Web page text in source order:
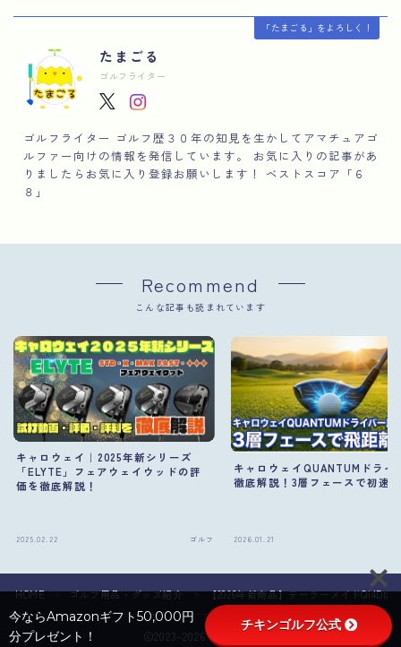
「たまごる」をよろしく！
たまごる
ゴルフライター
ゴルフライター ゴルフ歴３０年の知見を生かしてアマチュアゴ
ルファー向けの情報を発信しています。 お気に入りの記事があ
りましたらお気に入り登録お願いします！ ベストスコア「６
８」
Recommend
こんな記事も読まれています
キャロウェイ｜2025年新シリーズ
「ELYTE」フェアウェイウッドの評
価を徹底解説！
2025.02.22 ゴルフ
キャロウェイQUANTUMドライ
徹底解説！3層フェースで初速
2026.01.21
HOME ＞ ゴルフ用品・グッズ紹介 ＞ 【2026年新商品】テーラーメイドQi4D
2023–2026 たまごる
今ならAmazonギフト50,000円
分プレゼント！
チキンゴルフ公式